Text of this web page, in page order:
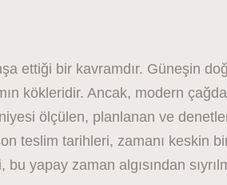
ettiği bir kavramdır. Güneşin
kökleridir. Ancak, modern
ölçülen, planlanan ve
teslim tarihleri, zamanı keskin
yapay zaman algısından